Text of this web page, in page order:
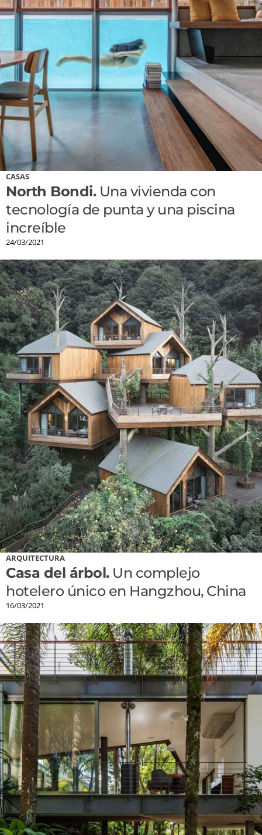
CASAS
North Bondi.Una vivienda con
tecnología de punta y una piscina
increíble
24/03/2021
ARQUITECTURA
Casa del árbol.Un complejo
hotelero único en Hangzhou, China
16/03/2021